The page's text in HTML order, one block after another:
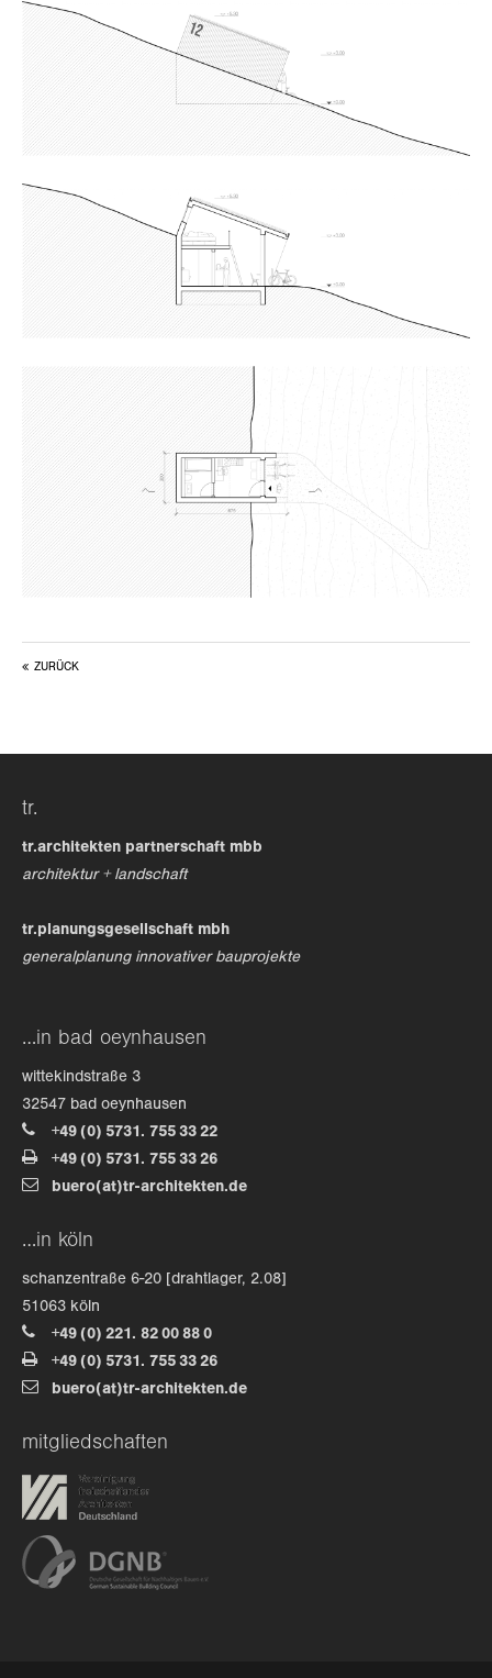
ZURÜCK
tr.
tr.architekten partnerschaft mbb
architektur + landschaft
tr.planungsgesellschaft mbh
generalplanung innovativer bauprojekte
…in bad oeynhausen
wittekindstraße 3
32547 bad oeynhausen
+49 (0) 5731. 755 33 22
+49 (0) 5731. 755 33 26
buero(at)tr-architekten.de
…in köln
schanzentraße 6-20 [drahtlager, 2.08]
51063 köln
+49 (0) 221. 82 00 88 0
+49 (0) 5731. 755 33 26
buero(at)tr-architekten.de
mitgliedschaften